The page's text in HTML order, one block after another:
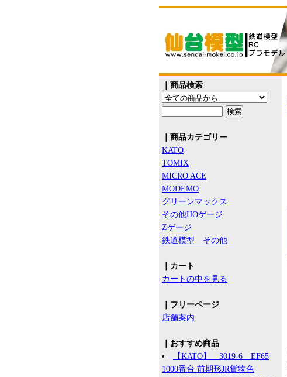
｜商品検索
｜商品カテゴリー
KATO
TOMIX
MICRO ACE
MODEMO
グリーンマックス
その他HOゲージ
Zゲージ
鉄道模型 その他
｜カート
カートの中を見る
｜フリーページ
店舗案内
｜おすすめ商品
【KATO】 3019-6 EF65
1000番台 前期形JR貨物色